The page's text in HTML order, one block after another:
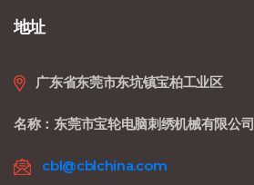
地址
广东省东莞市东坑镇宝柏工业区
名称：东莞市宝轮电脑刺绣机械有限公司
cbl@cblchina.com